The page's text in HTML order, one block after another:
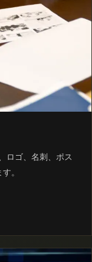
ロゴ、名刺、ポス
。